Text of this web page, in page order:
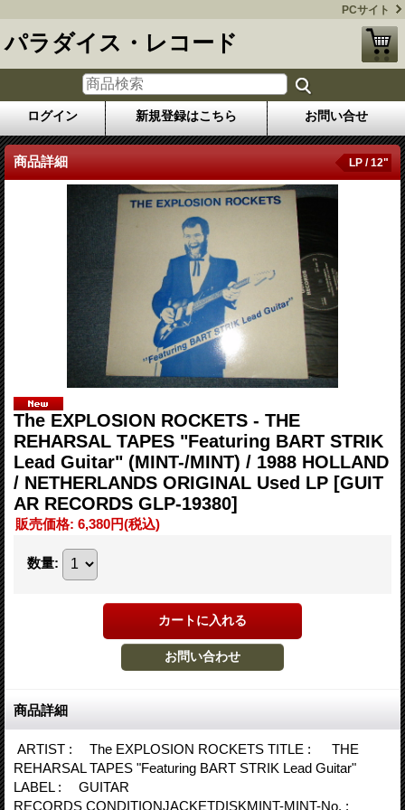
PCサイト
パラダイス・レコード
ログイン 新規登録はこちら お問い合せ
商品詳細 LP / 12"
The EXPLOSION ROCKETS - THE
REHARSAL TAPES "Featuring BART STRIK
Lead Guitar" (MINT-/MINT) / 1988 HOLLAND
/ NETHERLANDS ORIGINAL Used LP [GUIT
AR RECORDS GLP-19380]
販売価格: 6,380円(税込)
数量:
商品詳細
ARTIST : The EXPLOSION ROCKETS TITLE : THE
REHARSAL TAPES "Featuring BART STRIK Lead Guitar"
LABEL : GUITAR
RECORDS CONDITIONJACKETDISKMINT-MINT-No. :